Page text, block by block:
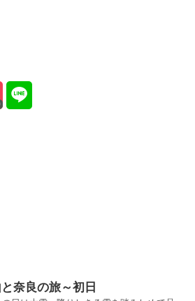
奈良の旅～初日